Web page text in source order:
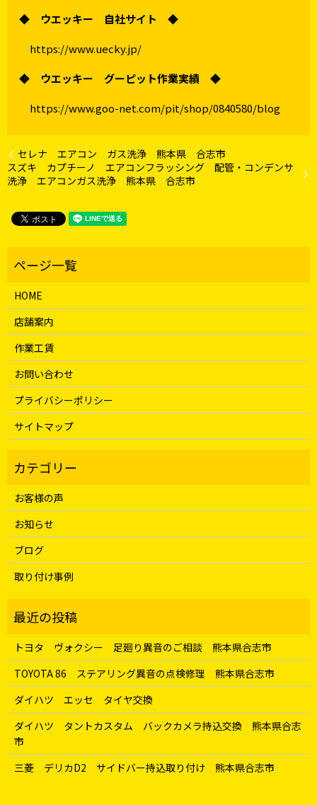
◆ ウエッキー 自社サイト ◆
https://www.uecky.jp/
◆ ウエッキー グーピット作業実績 ◆
https://www.goo-net.com/pit/shop/0840580/blog
セレナ エアコン ガス洗浄 熊本県 合志市
スズキ カプチーノ エアコンフラッシング 配管・コンデンサ
洗浄 エアコンガス洗浄 熊本県 合志市
HOME
店舗案内
作業工賃
お問い合わせ
プライバシーポリシー
サイトマップ
お客様の声
お知らせ
ブログ
取り付け事例
トヨタ ヴォクシー 足廻り異音のご相談 熊本県合志市
TOYOTA 86 ステアリング異音の点検修理 熊本県合志市
ダイハツ エッセ タイヤ交換
ダイハツ タントカスタム バックカメラ持込交換 熊本県合志
市
三菱 デリカD2 サイドバー持込取り付け 熊本県合志市